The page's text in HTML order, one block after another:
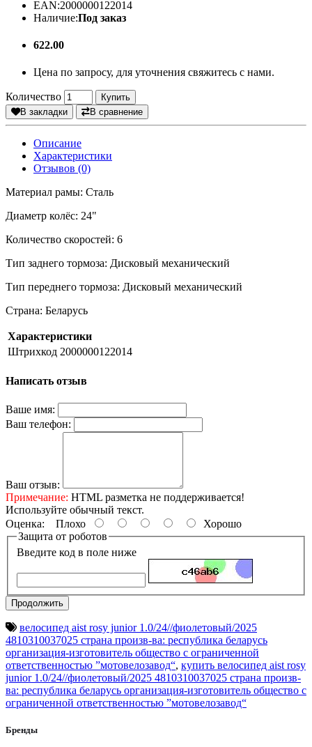
EAN:2000000122014
Наличие:Под заказ
622.00
Цена по запросу, для уточнения свяжитесь с нами.
Количество
Купить
В закладки
В сравнение
Описание
Характеристики
Отзывов (0)
Материал рамы: Сталь
Диаметр колёс: 24"
Количество скоростей: 6
Тип заднего тормоза: Дисковый механический
Тип переднего тормоза: Дисковый механический
Страна: Беларусь
Характеристики
Штрихкод 2000000122014
Написать отзыв
Ваше имя:
Ваш телефон:
Ваш отзыв:
Примечание: HTML разметка не поддерживается!
Используйте обычный текст.
Оценка: Плохо
Хорошо
Защита от роботов
Введите код в поле ниже
Продолжить
велосипед aist rosy junior 1.0/24//фиолетовый/2025
4810310037025 страна произв-ва: республика беларусь
организация-изготовитель общество с ограниченной
ответственностью ”мотовелозавод“, купить велосипед aist rosy
junior 1.0/24//фиолетовый/2025 4810310037025 страна произв-
ва: республика беларусь организация-изготовитель общество с
ограниченной ответственностью ”мотовелозавод“
Бренды